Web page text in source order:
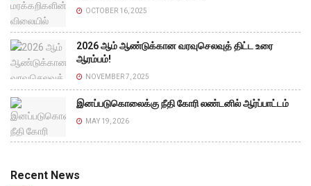
OCTOBER 16, 2025
2026 ஆம் ஆண்டுக்கான வரவுசெலவுத் திட்ட உரை
ஆரம்பம்!
NOVEMBER 7, 2025
இனப்படுகொலைக்கு நீதி கோரி லண்டனில் ஆர்ப்பாட்டம்
MAY 19, 2026
Recent News